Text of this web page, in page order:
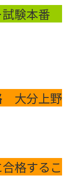
験本番
大分上野
格するこ